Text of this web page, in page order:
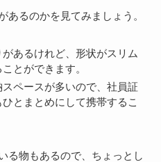
あるのかを見てみましょう。
あるけれど、形状がスリム
とができます。
ペースが多いので、社員証
とまとめにして携帯するこ
る物もあるので、ちょっとし